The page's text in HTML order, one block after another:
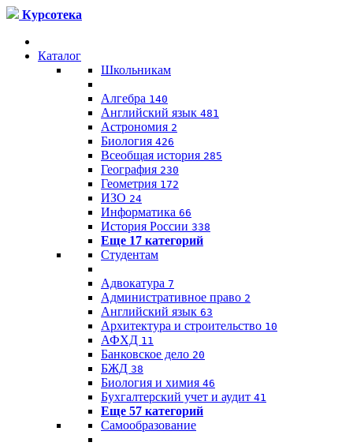
Курсотека
Каталог
Школьникам
Алгебра 140
Английский язык 481
Астрономия 2
Биология 426
Всеобщая история 285
География 230
Геометрия 172
ИЗО 24
Информатика 66
История России 338
Еще 17 категорий
Студентам
Адвокатура 7
Административное право 2
Английский язык 63
Архитектура и строительство 10
АФХД 11
Банковское дело 20
БЖД 38
Биология и химия 46
Бухгалтерский учет и аудит 41
Еще 57 категорий
Самообразование